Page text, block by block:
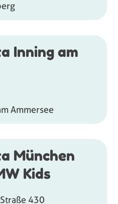
Inning am
Ammersee
München
Kids
430